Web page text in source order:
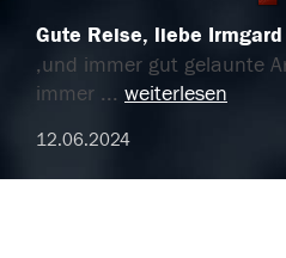
Gute Reise, liebe Irmgard
,und immer gut gelaunte
immer ... weiterlesen
12.06.2024